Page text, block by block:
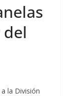
la División